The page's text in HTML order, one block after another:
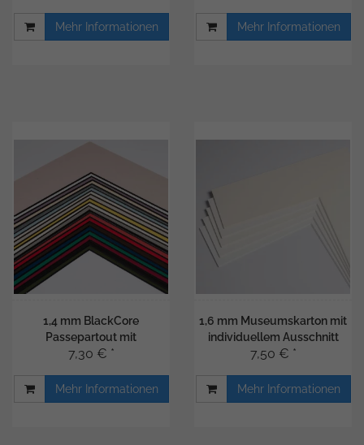
Mehr Informationen Mehr Informationen
1,4 mm BlackCore
Passepartout mit
individuellem Ausschnitt
7,30 € *
Mehr Informationen
1,6 mm Museumskarton mit
individuellem Ausschnitt
7,50 € *
Mehr Informationen